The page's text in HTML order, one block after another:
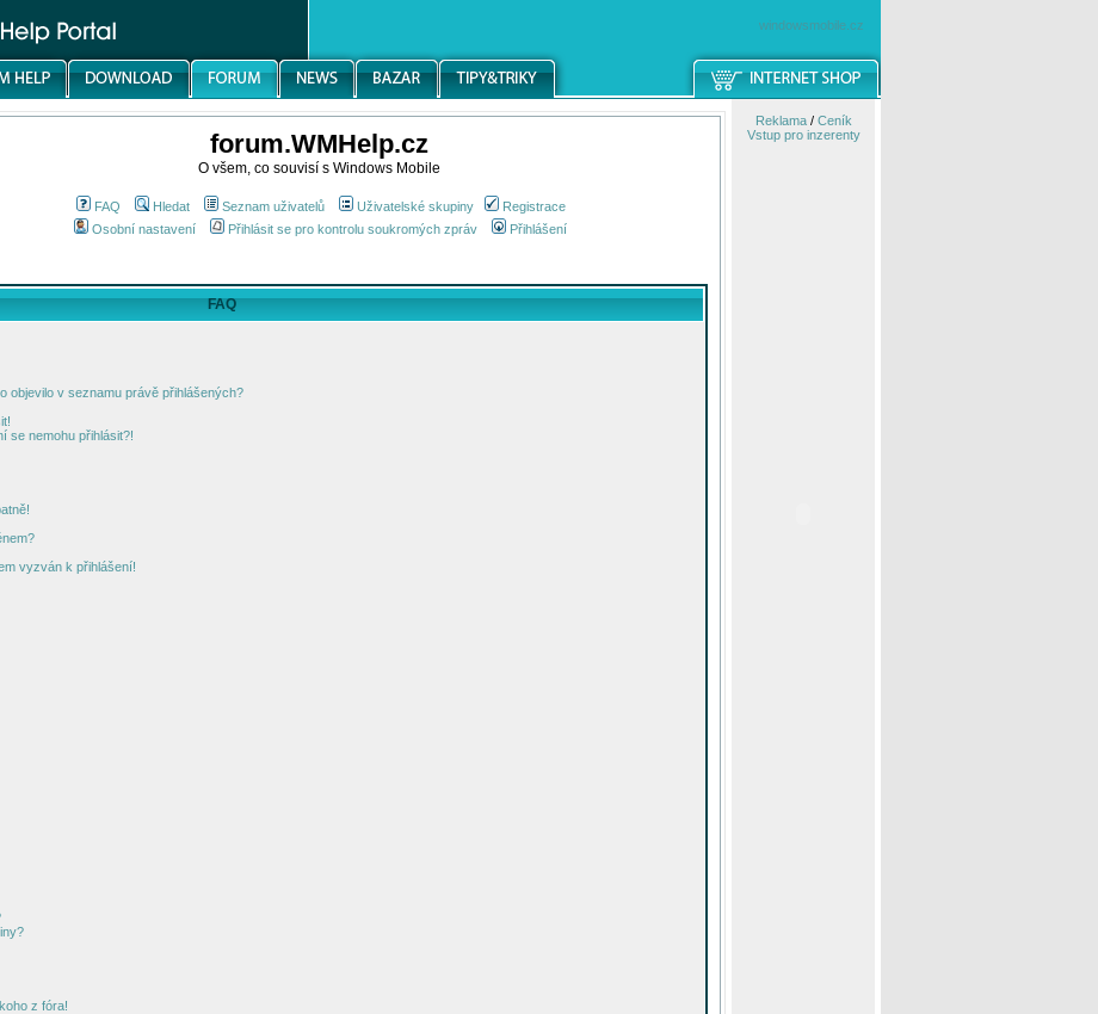
windowsmobile.cz
forum.WMHelp.cz
O všem, co souvisí s Windows Mobile
FAQ Hledat Seznam uživatelů Uživatelské skupiny
Registrace
Osobní nastavení
Přihlásit se pro kontrolu soukromých zpráv Přihlášení
FAQ
objevilo v seznamu právě přihlášených?
se nemohu přihlásit?!
vyzván k přihlášení!
z fóra!
Reklama/ Ceník
Vstup pro inzerenty